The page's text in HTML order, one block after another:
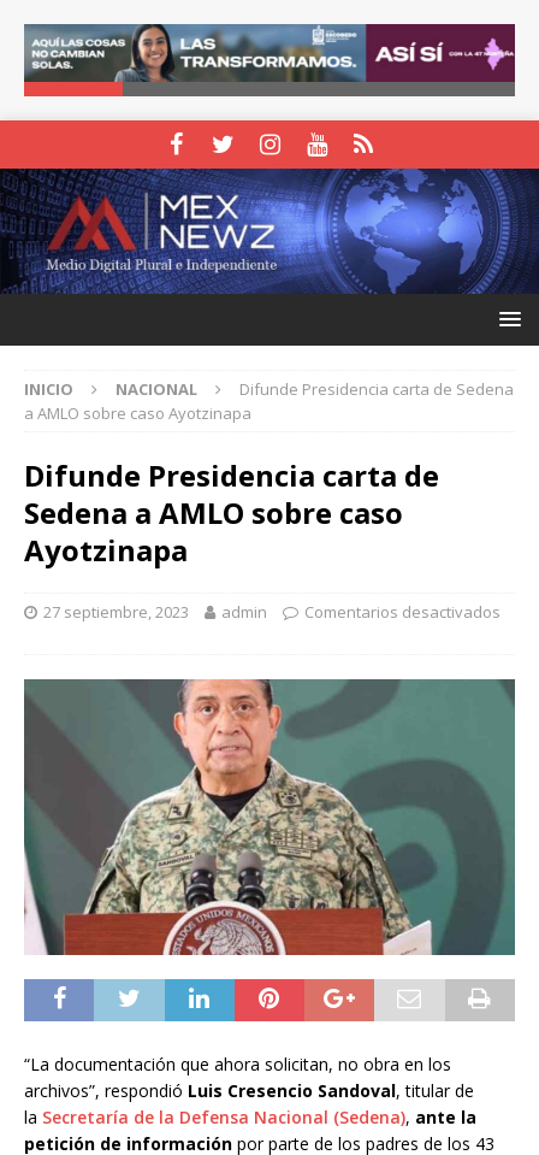
INICIO NACIONAL
Difunde Presidencia carta de Sedena
a AMLO sobre caso Ayotzinapa
Difunde Presidencia carta de
Sedena a AMLO sobre caso
Ayotzinapa
27 septiembre, 2023 admin Comentarios desactivados
“La documentación que ahora solicitan, no obra en los
archivos”, respondió Luis Cresencio Sandoval, titular de
la Secretaría de la Defensa Nacional (Sedena), ante la
petición de información por parte de los padres de los 43